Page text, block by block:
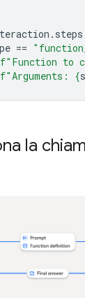
. steps
==
f"Function to
f"Arguments: {
la